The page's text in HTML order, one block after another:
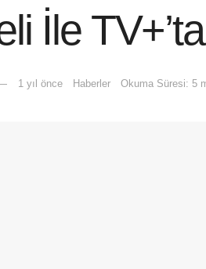
İle
1 yıl önce Haberler Okuma Süresi: 5